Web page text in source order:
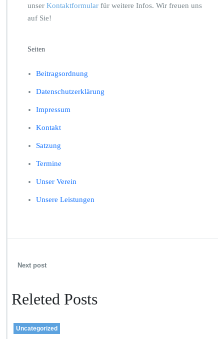
unser Kontaktformular für weitere Infos. Wir freuen uns
auf Sie!
Seiten
Beitragsordnung
Datenschutzerklärung
Impressum
Kontakt
Satzung
Termine
Unser Verein
Unsere Leistungen
Next post
Releted Posts
Uncategorized